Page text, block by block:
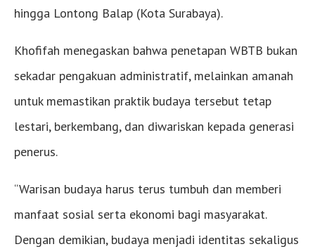
hingga Lontong Balap (Kota Surabaya).
Khofifah menegaskan bahwa penetapan WBTB bukan
sekadar pengakuan administratif, melainkan amanah
untuk memastikan praktik budaya tersebut tetap
lestari, berkembang, dan diwariskan kepada generasi
penerus.
“Warisan budaya harus terus tumbuh dan memberi
manfaat sosial serta ekonomi bagi masyarakat.
Dengan demikian, budaya menjadi identitas sekaligus